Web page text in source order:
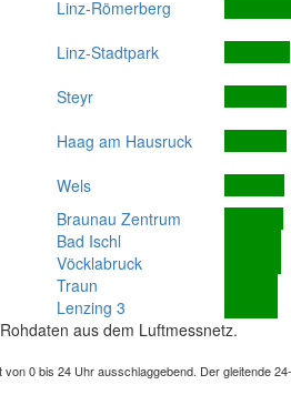
Linz-Römerberg
Linz-Stadtpark
Steyr
Haag am Hausruck
Wels
Braunau Zentrum
Bad Ischl
Vöcklabruck
Traun
Lenzing 3
aus dem Luftmessnetz.
0 bis 24 Uhr ausschlaggebend. Der gleitende